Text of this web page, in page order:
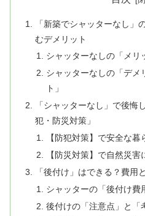
「新築でシャッターなし」
むデメリット
シャッターなしの「メリ
シャッターなしの「デメ
ト」
「シャッターなし」で後悔
犯・防災対策」
【防犯対策】で安全な暮
【防災対策】で自然災害
「後付け」はできる？費用
シャッターの「後付け費
後付けの「注意点」と「